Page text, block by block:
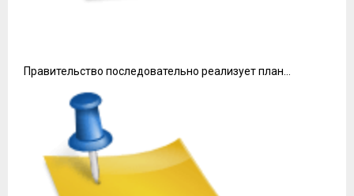
Правительство последовательно реализует план…